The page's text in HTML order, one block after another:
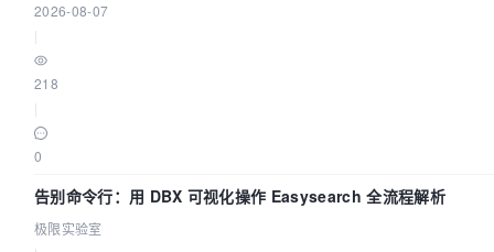
2026-08-07
218
0
告别命令行：用 DBX 可视化操作 Easysearch 全流程解析
极限实验室